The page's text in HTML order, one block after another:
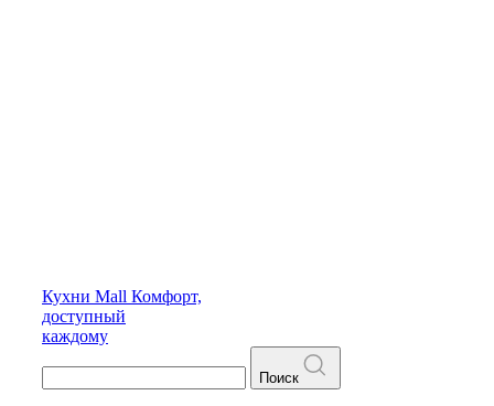
Кухни Mall Комфорт,
доступный
каждому
Поиск